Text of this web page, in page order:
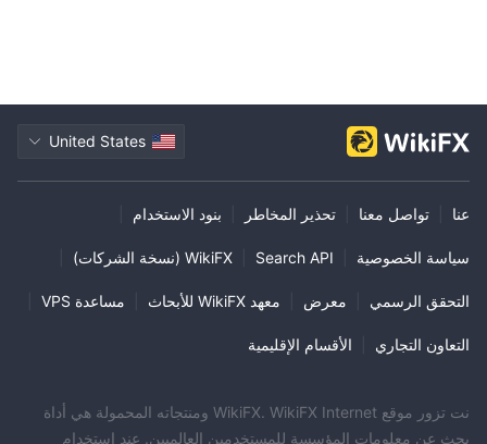
United States
عنا تواصل معنا تحذير المخاطر بنود الاستخدام
سياسة الخصوصية Search API WikiFX (نسخة الشركات)
التحقق الرسمي معرض معهد WikiFX للأبحاث مساعدة VPS
التعاون التجاري الأقسام الإقليمية
نت تزور موقع WikiFX. WikiFX Internet ومنتجاته المحمولة هي أداة
بحث عن معلومات المؤسسة للمستخدمين العالميين. عند استخدام